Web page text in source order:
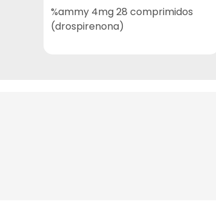
%ammy 4mg 28 comprimidos
(drospirenona)